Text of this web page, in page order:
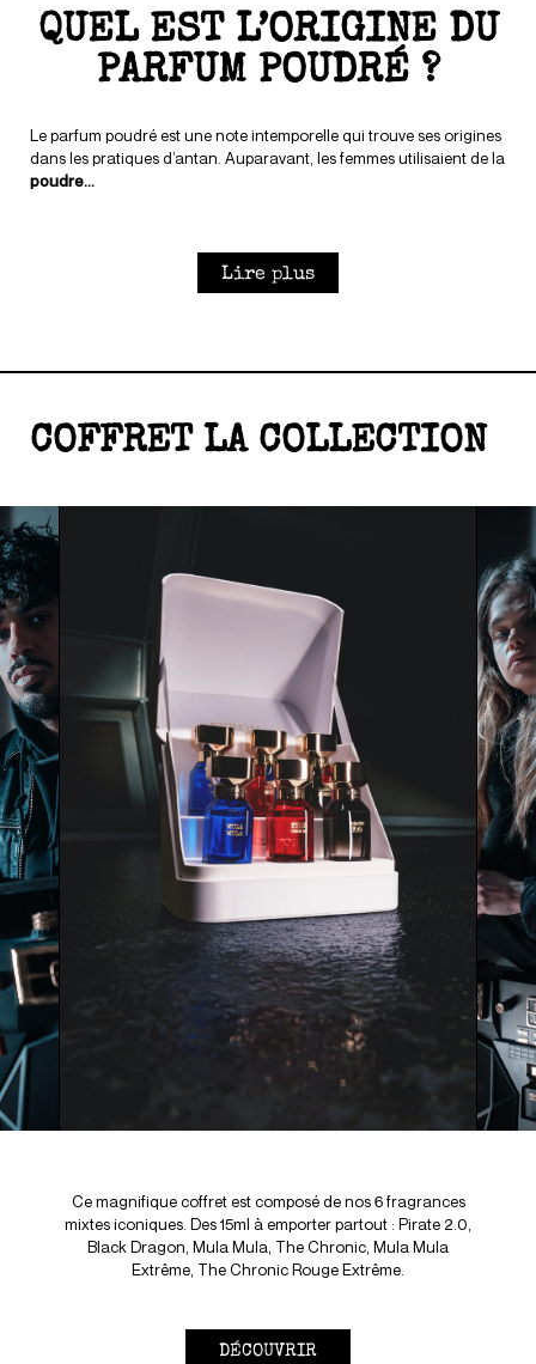
QUEL EST L’ORIGINE DU
PARFUM POUDRÉ ?
Le parfum poudré est une note intemporelle qui trouve ses origines
dans les pratiques d’antan. Auparavant, les femmes utilisaient de la
poudre...
Lire plus
COFFRET LA COLLECTION
Ce magnifique coffret est composé de nos 6 fragrances
mixtes iconiques. Des 15ml à emporter partout : Pirate 2.0,
Black Dragon, Mula Mula, The Chronic, Mula Mula
Extrême, The Chronic Rouge Extrême.
DÉCOUVRIR